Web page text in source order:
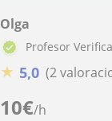
10€/h
Olga
Profesor
★ 5,0 (2